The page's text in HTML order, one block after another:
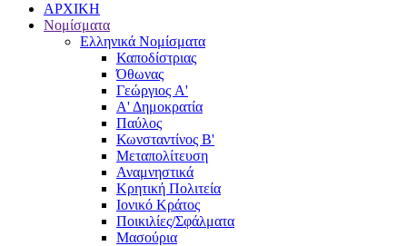
ΑΡΧΙΚΗ
Νομίσματα
Ελληνικά Νομίσματα
Καποδίστριας
Όθωνας
Γεώργιος A'
Α' Δημοκρατία
Παύλος
Κωνσταντίνος Β'
Μεταπολίτευση
Αναμνηστικά
Κρητική Πολιτεία
Ιονικό Κράτος
Ποικιλίες/Σφάλματα
Μασούρια